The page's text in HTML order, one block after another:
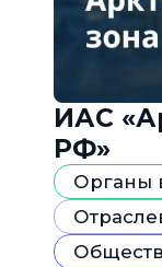
ИАС
РФ»
Органы